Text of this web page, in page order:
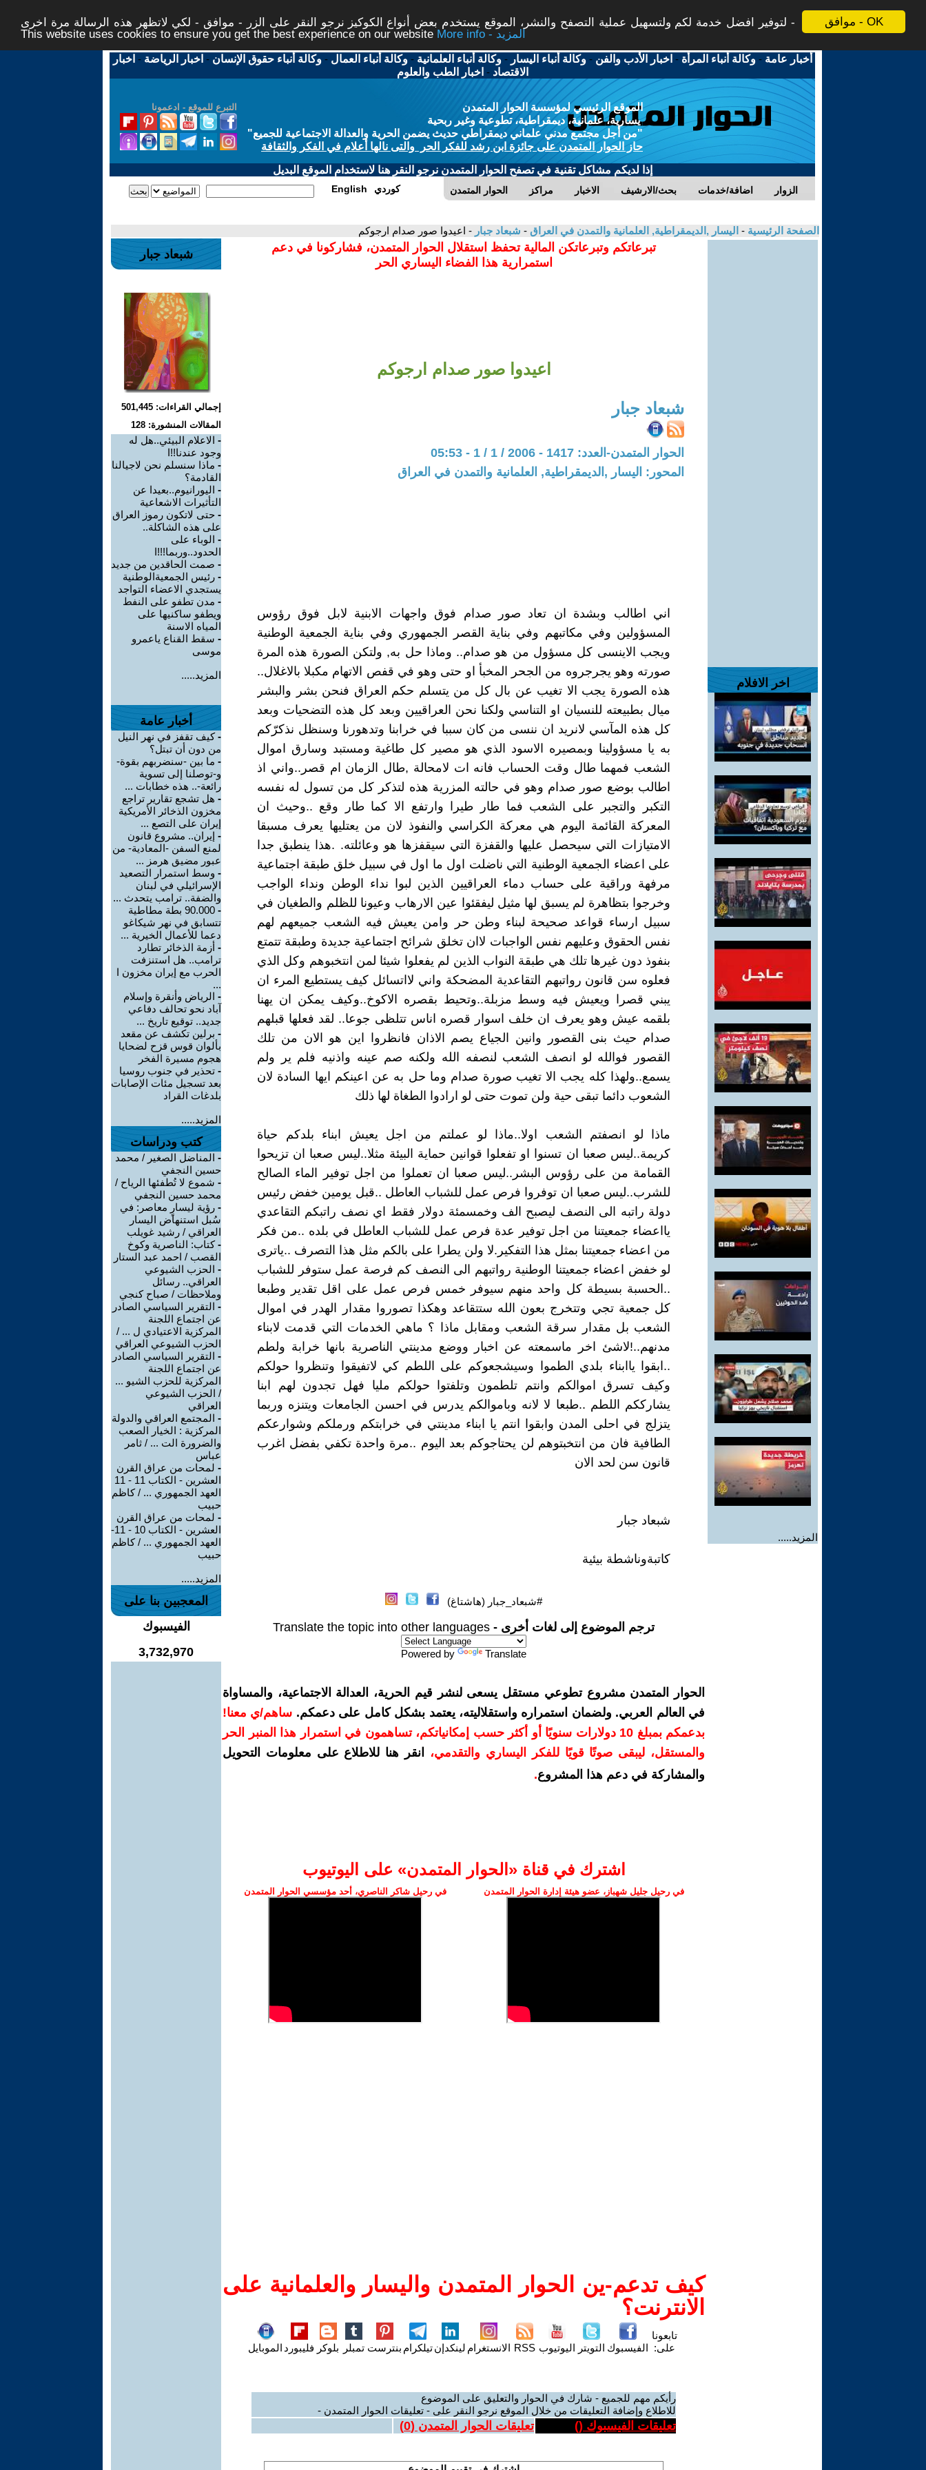
موافق - OK
لتوفير افضل خدمة لكم ولتسهيل عملية التصفح والنشر، الموقع يستخدم بعض أنواع الكوكيز نرجو النقر على الزر - موافق - لكي لاتظهر هذه الرسالة مرة اخرى -
This website uses cookies to ensure you get the best experience on our website
More info - المزيد
أخبار عامة -وكالة أنباء المرأة - اخبار الأدب والفن -وكالة أنباء اليسار -وكالة أنباء العلمانية -وكالة أنباء العمال -وكالة أنباء حقوق الإنسان - اخبار الرياضة - اخبار
الاقتصاد - اخبار الطب والعلوم
التبرع للموقع - ادعمونا
الموقع الرئيسي لمؤسسة الحوار المتمدن
يسارية، علمانية، ديمقراطية، تطوعية وغير ربحية
"من أجل مجتمع مدني علماني ديمقراطي حديث يضمن الحرية والعدالة الاجتماعية للجميع"
حاز الحوار المتمدن على جائزة ابن رشد للفكر الحر والتى نالها أعلام في الفكر والثقافة
إذا لديكم مشاكل تقنية في تصفح الحوار المتمدن نرجو النقر هنا لاستخدام الموقع البديل
الحوار المتمدن مراكز الاخبار بحث/الارشيف اضافة/خدمات الزوار English كوردي
الصفحة الرئيسية - اليسار ,الديمقراطية, العلمانية والتمدن في العراق - شبعاد جبار - اعيدوا صور صدام ارجوكم
اخر الافلام
المزيد.....
تبرعاتكم وتبرعاتكن المالية تحفظ استقلال الحوار المتمدن، فشاركونا في دعم
استمرارية هذا الفضاء اليساري الحر
اعيدوا صور صدام ارجوكم
شبعاد جبار
الحوار المتمدن-العدد: 1417 - 2006 / 1 / 1 - 05:53
المحور: اليسار ,الديمقراطية, العلمانية والتمدن في العراق
اني اطالب وبشدة ان تعاد صور صدام فوق واجهات الابنية لابل فوق رؤوس
المسؤولين وفي مكاتبهم وفي بناية القصر الجمهوري وفي بناية الجمعية الوطنية
ويجب الاينسى كل مسؤول من هو صدام.. وماذا حل به, ولتكن الصورة هذه المرة
صورته وهو يجرجروه من الجحر المخبأ او حتى وهو في قفص الاتهام مكبلا بالاغلال..
هذه الصورة يجب الا تغيب عن بال كل من يتسلم حكم العراق فنحن بشر والبشر
ميال بطبيعته للنسيان او التناسي ولكنا نحن العراقيين وبعد كل هذه التضحيات وبعد
كل هذه المآسي لانريد ان ننسى من كان سببا في خرابنا وتدهورنا وسنظل نذكرّكم
به يا مسؤولينا وبمصيره الاسود الذي هو مصير كل طاغية ومستبد وسارق اموال
الشعب فمهما طال وقت الحساب فانه ات لامحالة ,طال الزمان ام قصر..واني اذ
اطالب بوضع صور صدام وهو في حالته المزرية هذه لتذكر كل من تسول له نفسه
التكبر والتجبر على الشعب فما طار طيرا وارتفع الا كما طار وقع ..وحيث ان
المعركة القائمة اليوم هي معركة الكراسي والنفوذ لان من يعتليها يعرف مسبقا
الامتيازات التي سيحصل عليها والقفزة التي سيقفزها هو وعائلته. .هذا ينطبق جدا
على اعضاء الجمعية الوطنية التي ناضلت اول ما اول في سبيل خلق طبقة اجتماعية
مرفهة وراقية على حساب دماء العراقيين الذين لبوا نداء الوطن ونداء الواجب
وخرجوا بتظاهرة لم يسبق لها مثيل ليفقئوا عين الارهاب وعيونا للظلم والطغيان في
سبيل ارساء قواعد صحيحة لبناء وطن حر وامن يعيش فيه الشعب جميعهم لهم
نفس الحقوق وعليهم نفس الواجبات لاان تخلق شرائح اجتماعية جديدة وطبقة تتمتع
بنفوذ دون غيرها تلك هي طبقة النواب الذين لم يفعلوا شيئا لمن انتخبوهم وكل الذي
فعلوه سن قانون رواتبهم التقاعدية المضحكة واني لااتسائل كيف يستطيع المرء ان
يبني قصرا ويعيش فيه وسط مزبلة..وتحيط بقصره الاكوخ..وكيف يمكن ان يهنا
بلقمه عيش وهو يعرف ان خلف اسوار قصره اناس تتلظى جوعا.. لقد فعلها قبلهم
صدام حيث بنى القصور وانين الجياع يصم الاذان فانظروا اين هو الان من تلك
القصور فوالله لو انصف الشعب لنصفه الله ولكنه صم عينه واذنيه فلم ير ولم
يسمع..ولهذا كله يجب الا تغيب صورة صدام وما حل به عن اعينكم ايها السادة لان
الشعوب دائما تبقى حية ولن تموت حتى لو ارادوا الطغاة لها ذلك
ماذا لو انصفتم الشعب اولا..ماذا لو عملتم من اجل يعيش ابناء بلدكم حياة
كريمة..ليس صعبا ان تسنوا او تفعلوا قوانين حماية البيئة مثلا..ليس صعبا ان تزيحوا
القمامة من على رؤوس البشر..ليس صعبا ان تعملوا من اجل توفير الماء الصالح
للشرب..ليس صعبا ان توفروا فرص عمل للشباب العاطل ..قبل يومين خفض رئيس
دولة راتبه الى النصف ليصبح الف وخمسمئة دولار فقط اي نصف راتبكم التقاعدي
يااعضاء جمعيتنا من اجل توفير عدة فرص عمل للشباب العاطل في بلده ..من فكر
من اعضاء جمعيتنا بمثل هذا التفكير.لا ولن يطرا على بالكم مثل هذا التصرف ..ياترى
لو خفض اعضاء جمعيتنا الوطنية رواتبهم الى النصف كم فرصة عمل ستوفر للشباب
..الحسبة بسيطة كل واحد منهم سيوفر خمس فرص عمل على اقل تقدير وطبعا
كل جمعية تجي وتتخرج بعون الله ستتقاعد وهكذا تصوروا مقدار الهدر في اموال
الشعب بل مقدار سرقة الشعب ومقابل ماذا ؟ ماهي الخدمات التي قدمت لابناء
مدنهم..!لاشئ اخر ماسمعته عن اخبار ووضع مدينتي الناصرية بانها خرابة ولطم
..ابقوا ياابناء بلدي الطموا وسيشجعوكم على اللطم كي لاتفيقوا وتنظروا حولكم
وكيف تسرق اموالكم وانتم تلطمون وتلفتوا حولكم مليا فهل تجدون لهم ابنا
يشارككم اللطم ..طبعا لا لانه وباموالكم يدرس في احسن الجامعات ويتنزه وربما
يتزلج في احلى المدن وابقوا انتم يا ابناء مدينتي في خرابتكم ورملكم وشوارعكم
الطافية فان من انتخبتوهم لن يحتاجوكم بعد اليوم ..مرة واحدة تكفي بفضل اغرب
قانون سن لحد الان
شبعاد جبار
كاتبةوناشطة بيئية
#شبعاد_جبار (هاشتاغ)
ترجم الموضوع إلى لغات أخرى - Translate the topic into other languages
Powered by Translate
الحوار المتمدن مشروع تطوعي مستقل يسعى لنشر قيم الحرية، العدالة الاجتماعية، والمساواة
في العالم العربي. ولضمان استمراره واستقلاليته، يعتمد بشكل كامل على دعمكم. ساهم/ي معنا!
بدعمكم بمبلغ 10 دولارات سنويًا أو أكثر حسب إمكانياتكم، تساهمون في استمرار هذا المنبر الحر
والمستقل، ليبقى صوتًا قويًا للفكر اليساري والتقدمي،
انقر هنا للاطلاع على معلومات التحويل
والمشاركة في دعم هذا المشروع.
اشترك في قناة ‫«الحوار المتمدن» على اليوتيوب
في رحيل جليل شهباز، عضو هيئة إدارة الحوار المتمدن في رحيل شاكر الناصري، أحد مؤسسي الحوار المتمدن
كيف تدعم-ين الحوار المتمدن واليسار والعلمانية على
الانترنت؟
تابعونا
على: الفيسبوك التويتر اليوتيوب RSS الانستغرام لينكدإنتيلكرام بنترست تمبلر بلوكر فليبورد الموبايل
رأيكم مهم للجميع - شارك في الحوار والتعليق على الموضوع
للاطلاع وإضافة التعليقات من خلال الموقع نرجو النقر على - تعليقات الحوار المتمدن -
تعليقات الفيسبوك () تعليقات الحوار المتمدن (0
)
شبعاد جبار
إجمالي القراءات: 501,445
المقالات المنشورة: 128
- الاعلام البيئي..هل له
وجود عندنا!!ا
- ماذا سنسلم نحن لاجيالنا
القادمة؟
- اليورانيوم..بعيدا عن
التأثيرات الاشعاعية
- حتى لاتكون رموز العراق
على هذه الشاكلة..
- الوباء على
الحدود..وربما!!!ا
- صمت الحاقدين من جديد
- رئيس الجمعيةالوطنية
يستجدي الاعضاء التواجد
- مدن تطفو على النفط
ويطفو ساكنيها على
المياه الاسنة
- سقط القناع ياعمرو
موسى
المزيد.....
أخبار عامة
-كيف تقفز في نهر النيل
من دون أن تبتل؟
- ما بين -سنضربهم بقوة-
و-توصلنا إلى تسوية
رائعة-.. هذه خطابات ...
- هل تشجع تقارير تراجع
مخزون الذخائر الأمريكية
إيران على التصع ...
- إيران.. مشروع قانون
لمنع السفن -المعادية- من
عبور مضيق هرمز ...
- وسط استمرار التصعيد
الإسرائيلي في لبنان
والضفة.. ترامب يتحدث ...
-
90.000 بطة مطاطية
تتسابق في نهر شيكاغو
دعما للأعمال الخيرية ...
- أزمة الذخائر تطارد
ترامب.. هل استنزفت
الحرب مع إيران مخزون ا
...
- الرياض وأنقرة وإسلام
آباد نحو تحالف دفاعي
جديد.. توقيع تاريخ ...
- برلين تكشف عن مقعد
بألوان قوس قزح لضحايا
هجوم مسيرة الفخر
- تحذير في جنوب روسيا
بعد تسجيل مئات الإصابات
بلدغات القراد
المزيد.....
كتب ودراسات
- المناضل الصغير / محمد
حسين النجفي
- شموع لا تُطفئها الرياح /
محمد حسين النجفي
- رؤية ليسارٍ معاصر: في
سُبل استنهاض اليسار
العراقي / رشيد غويلب
-كتاب: الناصرية وكوخ
القصب / احمد عبد الستار
- الحزب الشيوعي
العراقي.. رسائل
وملاحظات / صباح كنجي
- التقرير السياسي الصادر
عن اجتماع اللجنة
المركزية الاعتيادي ل ... /
الحزب الشيوعي العراقي
- التقرير السياسي الصادر
عن اجتماع اللجنة
المركزية للحزب الشيو ...
/ الحزب الشيوعي
العراقي
- المجتمع العراقي والدولة
المركزية : الخيار الصعب
والضرورة الت ... / ثامر
عباس
- لمحات من عراق القرن
العشرين - الكتاب 11 - 11
العهد الجمهوري ... / كاظم
حبيب
- لمحات من عراق القرن
العشرين - الكتاب 10 - 11-
العهد الجمهوري ... / كاظم
حبيب
المزيد.....
المعجبين بنا على
الفيسبوك
3,732,970